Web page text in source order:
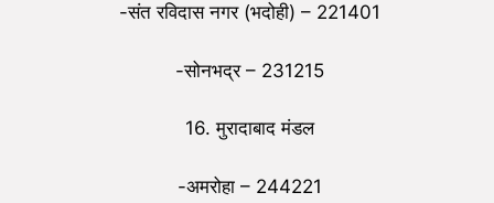
-संत रविदास नगर (भदोही) – 221401
-सोनभद्र – 231215
16. मुरादाबाद मंडल
-अमरोहा – 244221